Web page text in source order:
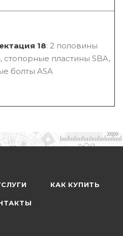
18: 2 половины
стопорные пластины SBA,
болты ASA
КАК КУПИТЬ